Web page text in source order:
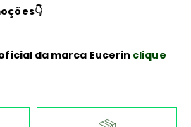
da marca Eucerin clique